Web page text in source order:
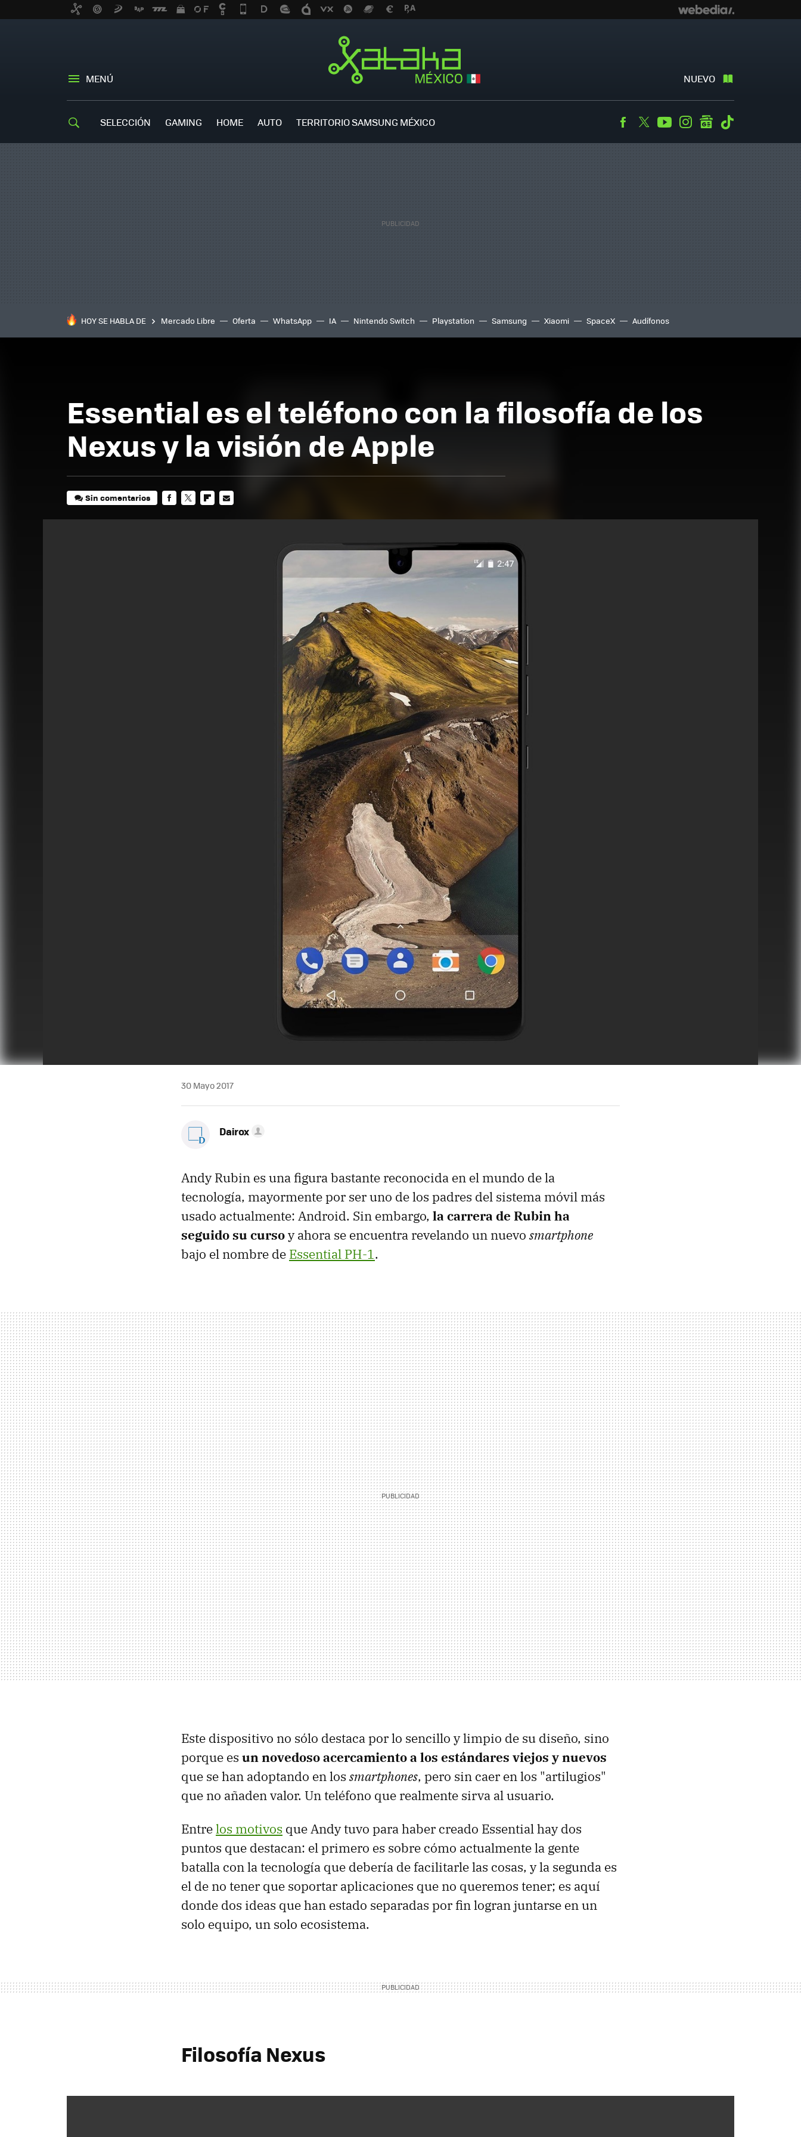
MENÚ NUEVO
SELECCIÓN GAMING HOME AUTO TERRITORIO SAMSUNG MÉXICO Facebook
TwitterYoutubeInstagramgooglenews
HOY SE HABLA DE Mercado Libre Oferta WhatsApp IA Nintendo Switch Playstation Samsung Xiaomi SpaceX Audífonos
Essential es el teléfono con la filosofía de los
Nexus y la visión de Apple
Sin comentarios
30 Mayo 2017
Dairox
Andy Rubin es una figura bastante reconocida en el mundo de la
tecnología, mayormente por ser uno de los padres del sistema móvil más
usado actualmente: Android. Sin embargo, la carrera de Rubin ha
seguido su cursoy ahora se encuentra revelando un nuevo smartphone
bajo el nombre de Essential PH-1.
Este dispositivo no sólo destaca por lo sencillo y limpio de su diseño, sino
porque es un novedoso acercamiento a los estándares viejos y nuevos
que se han adoptando en los smartphones, pero sin caer en los "artilugios"
que no añaden valor. Un teléfono que realmente sirva al usuario.
Entrelos motivos que Andy tuvo para haber creado Essential hay dos
puntos que destacan: el primero es sobre cómo actualmente la gente
batalla con la tecnología que debería de facilitarle las cosas, y la segunda es
el de no tener que soportar aplicaciones que no queremos tener; es aquí
donde dos ideas que han estado separadas por fin logran juntarse en un
solo equipo, un solo ecosistema.
Filosofía Nexus